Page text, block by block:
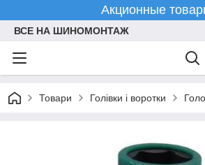
Акционные
ВСЕ НА ШИНОМОНТАЖ
Товари Голівки і воротки